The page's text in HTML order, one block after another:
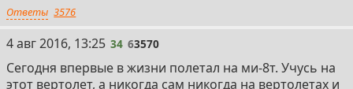
Ответы 3576
34
4 авг 2016, 13:25 34 63570
Сегодня впервые в жизни полетал на ми-8т. Учусь на
этот вертолет, а никогда сам никогда на вертолетах и